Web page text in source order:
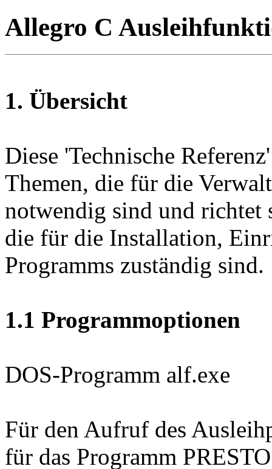
Allegro C
1. Übersicht
Diese 'Technische
Themen, die für die
notwendig sind und richtet
die für die Installation,
Programms zuständig sind.
1.1 Programmoptionen
DOS-Programm alf.exe
Für den Aufruf des
für das Programm